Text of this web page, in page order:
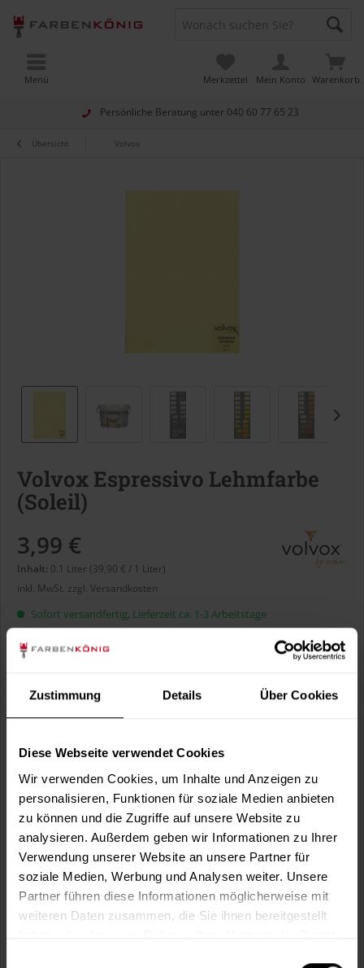
Zustimmung Details Über Cookies
Diese Webseite verwendet Cookies
Wir verwenden Cookies, um Inhalte und Anzeigen zu
personalisieren, Funktionen für soziale Medien anbieten
zu können und die Zugriffe auf unsere Website zu
analysieren. Außerdem geben wir Informationen zu Ihrer
Verwendung unserer Website an unsere Partner für
soziale Medien, Werbung und Analysen weiter. Unsere
Partner führen diese Informationen möglicherweise mit
weiteren Daten zusammen, die Sie ihnen bereitgestellt
Persönliche Beratung unter 040 60 77 65 23
Warenkorb
Merkzettel Mein Konto
Menü
Übersicht Volvox
Volvox Espressivo Lehmfarbe
(Soleil)
3,99 €
Inhalt: 0.1 Liter (39,90 € / 1 Liter)
inkl. MwSt. zzgl. Versandkosten
Sofort versandfertig, Lieferzeit ca. 1-3 Arbeitstage
Liter:
Verbrauch berechnen
In denWarenkorb
Merken Fragen zum Artikel?